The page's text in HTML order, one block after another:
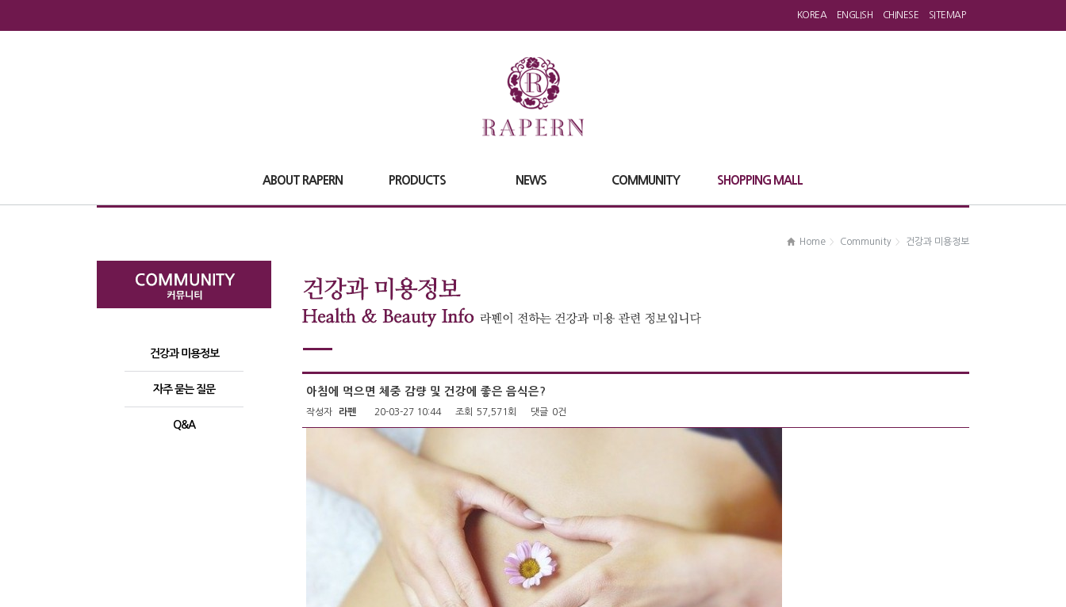
KOREA ENGLISH CHINESE SITEMAP
ABOUT RAPERN PRODUCTS NEWS COMMUNITY SHOPPING MALL
Home Community 건강과 미용정보
건강과 미용정보
자주 묻는 질문
Q&A
아침에 먹으면 체중 감량 및 건강에 좋은 음식은?
작성자 라펜 20-03-27 10:44 조회 57,571회 댓글 0건